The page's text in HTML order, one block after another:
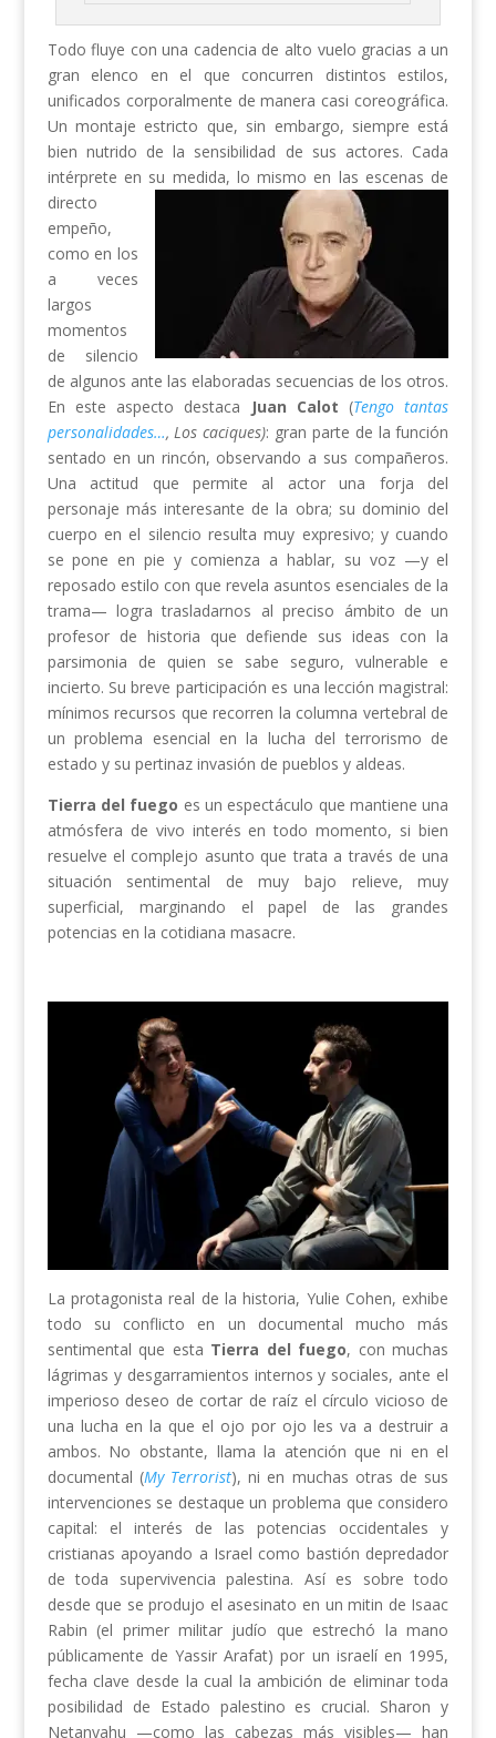
Todo fluye con una cadencia de alto vuelo gracias a un
gran elenco en el que concurren distintos estilos,
unificados corporalmente de manera casi coreográfica.
Un montaje estricto que, sin embargo, siempre está
bien nutrido de la sensibilidad de sus actores. Cada
intérprete en su medida, lo mismo en las escenas de
directo
empeño,
como en los
a veces
largos
momentos
de silencio
de algunos ante las elaboradas secuencias de los otros.
En este aspecto destaca Juan Calot (Tengo tantas
personalidades…, Los caciques): gran parte de la función
sentado en un rincón, observando a sus compañeros.
Una actitud que permite al actor una forja del
personaje más interesante de la obra; su dominio del
cuerpo en el silencio resulta muy expresivo; y cuando
se pone en pie y comienza a hablar, su voz —y el
reposado estilo con que revela asuntos esenciales de la
trama— logra trasladarnos al preciso ámbito de un
profesor de historia que defiende sus ideas con la
parsimonia de quien se sabe seguro, vulnerable e
incierto. Su breve participación es una lección magistral:
mínimos recursos que recorren la columna vertebral de
un problema esencial en la lucha del terrorismo de
estado y su pertinaz invasión de pueblos y aldeas.
Tierra del fuego es un espectáculo que mantiene una
atmósfera de vivo interés en todo momento, si bien
resuelve el complejo asunto que trata a través de una
situación sentimental de muy bajo relieve, muy
superficial, marginando el papel de las grandes
potencias en la cotidiana masacre.
La protagonista real de la historia, Yulie Cohen, exhibe
todo su conflicto en un documental mucho más
sentimental que esta Tierra del fuego, con muchas
lágrimas y desgarramientos internos y sociales, ante el
imperioso deseo de cortar de raíz el círculo vicioso de
una lucha en la que el ojo por ojo les va a destruir a
ambos. No obstante, llama la atención que ni en el
documental (My Terrorist), ni en muchas otras de sus
intervenciones se destaque un problema que considero
capital: el interés de las potencias occidentales y
cristianas apoyando a Israel como bastión depredador
de toda supervivencia palestina. Así es sobre todo
desde que se produjo el asesinato en un mitin de Isaac
Rabin (el primer militar judío que estrechó la mano
públicamente de Yassir Arafat) por un israelí en 1995,
fecha clave desde la cual la ambición de eliminar toda
posibilidad de Estado palestino es crucial. Sharon y
Netanyahu —como las cabezas más visibles— han